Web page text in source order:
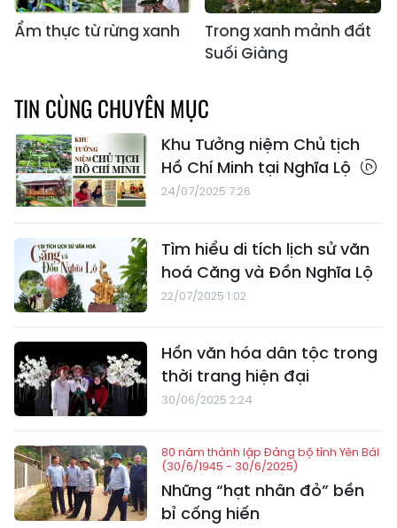
Ẩm thực từ rừng xanh
Trong xanh mảnh đất
Suối Giàng
TIN CÙNG CHUYÊN MỤC
Khu Tưởng niệm Chủ tịch
Hồ Chí Minh tại Nghĩa Lộ
24/07/2025 7:26
Tìm hiểu di tích lịch sử văn
hoá Căng và Đồn Nghĩa Lộ
22/07/2025 1:02
Hồn văn hóa dân tộc trong
thời trang hiện đại
30/06/2025 2:24
80 năm thành lập Đảng bộ tỉnh Yên Bái
(30/6/1945 - 30/6/2025)
Những “hạt nhân đỏ” bền
bỉ cống hiến